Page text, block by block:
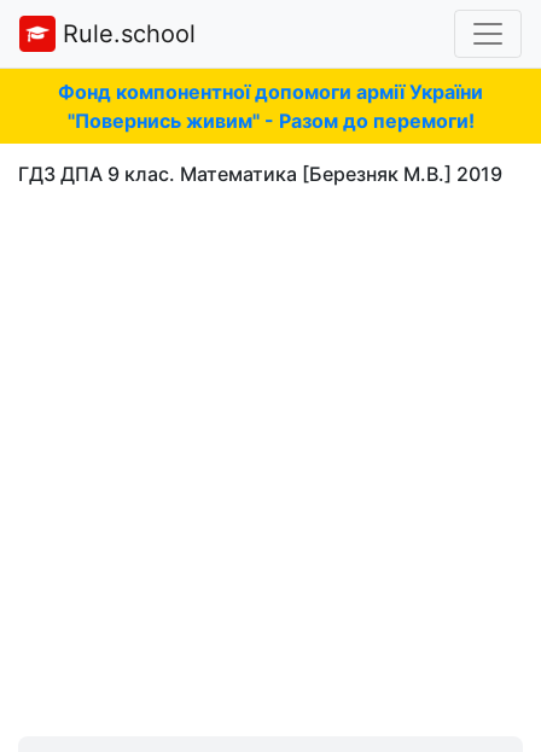
Rule.school
Фонд компонентної допомоги армії України
"Повернись живим" - Разом до перемоги!
ГДЗ ДПА 9 клас. Математика [Березняк М.В.] 2019